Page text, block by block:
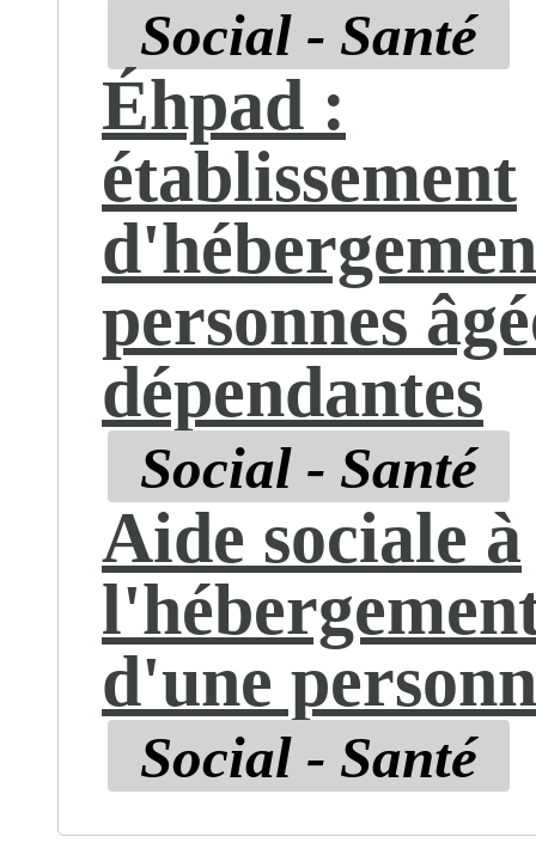
Social - Santé
Éhpad :
établissement
personnes
dépendantes
Social - Santé
Aide sociale à
d'une
Social - Santé